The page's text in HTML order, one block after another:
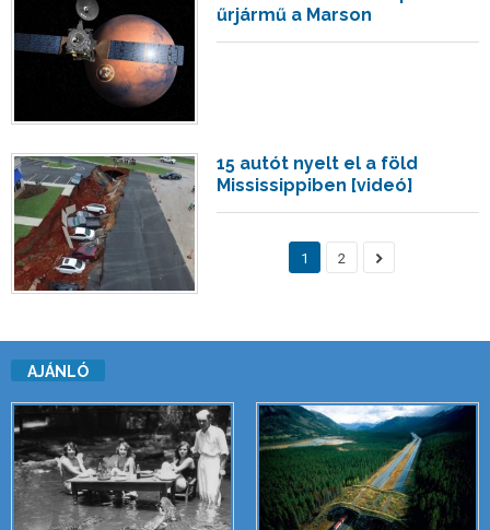
űrjármű a Marson
15 autót nyelt el a föld
Mississippiben [videó]
1 2
AJÁNLÓ